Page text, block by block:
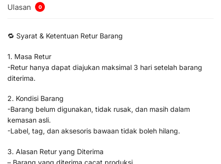
Ulasan 0
🔁 Syarat & Ketentuan Retur Barang
1. Masa Retur
-Retur hanya dapat diajukan maksimal 3 hari setelah barang
diterima.
2. Kondisi Barang
-Barang belum digunakan, tidak rusak, dan masih dalam
kemasan asli.
-Label, tag, dan aksesoris bawaan tidak boleh hilang.
3. Alasan Retur yang Diterima
– Barang yang diterima cacat produksi